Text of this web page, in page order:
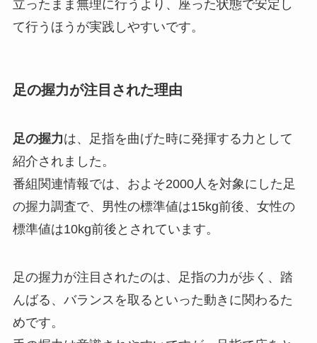
立ったまま無理に行うより、座った状態で安定し
て行うほうが実践しやすいです。
足の握力が注目された理由
足の握力は、足指を曲げた時に発揮する力として
紹介されました。
番組関連情報では、およそ2000人を対象にした足
の握力調査で、男性の標準値は15kg前後、女性の
標準値は10kg前後とされています。
足の握力が注目されたのは、足指の力が歩く、踏
んばる、バランスを取るといった動きに関わるた
めです。